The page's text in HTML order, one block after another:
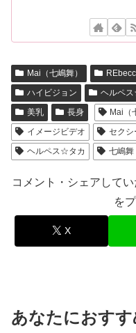
Mai（七嶋舞）
ハイビジョン
ヘルペ
美乳
長身 Mai（
イメージビデオ
セクシ
ヘルペス☆タカ
七嶋舞
コメント・シェアして
を
X
あなたにおす